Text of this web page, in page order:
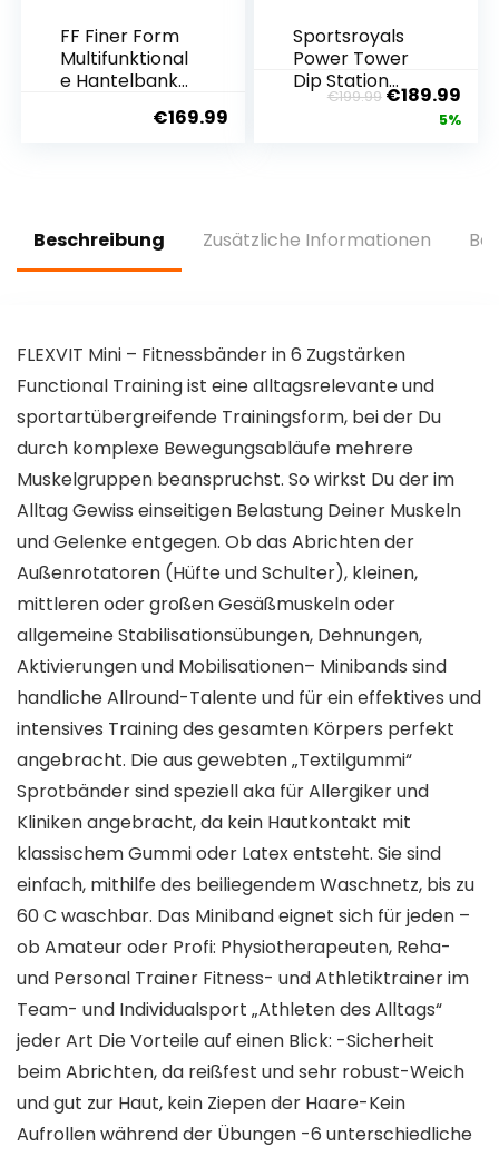
FF Finer Form
Multifunktional
e Hantelbank
Ganzkörpertr
Stuhl,
verstellbare
Flachbank
€169.99
Sportsroyals
Power Tower
Dip Station
Klimmzugstan
204.1 kg
€199.99€189.99
5%
Beschreibung Zusätzliche Informationen
FLEXVIT Mini – Fitnessbänder in 6 Zugstärken
Functional Training ist eine alltagsrelevante und
sportartübergreifende Trainingsform, bei der Du
durch komplexe Bewegungsabläufe mehrere
Muskelgruppen beanspruchst. So wirkst Du der im
Alltag Gewiss einseitigen Belastung Deiner Muskeln
und Gelenke entgegen. Ob das Abrichten der
Außenrotatoren (Hüfte und Schulter), kleinen,
mittleren oder großen Gesäßmuskeln oder
allgemeine Stabilisationsübungen, Dehnungen,
Aktivierungen und Mobilisationen– Minibands sind
handliche Allround-Talente und für ein effektives und
intensives Training des gesamten Körpers perfekt
angebracht. Die aus gewebten „Textilgummi“
Sprotbänder sind speziell aka für Allergiker und
Kliniken angebracht, da kein Hautkontakt mit
klassischem Gummi oder Latex entsteht. Sie sind
einfach, mithilfe des beiliegendem Waschnetz, bis zu
60 C waschbar. Das Miniband eignet sich für jeden –
ob Amateur oder Profi: Physiotherapeuten, Reha-
und Personal Trainer Fitness- und Athletiktrainer im
Team- und Individualsport „Athleten des Alltags“
jeder Art Die Vorteile auf einen Blick: -Sicherheit
beim Abrichten, da reißfest und sehr robust-Weich
und gut zur Haut, kein Ziepen der Haare-Kein
Aufrollen während der Übungen -6 unterschiedliche